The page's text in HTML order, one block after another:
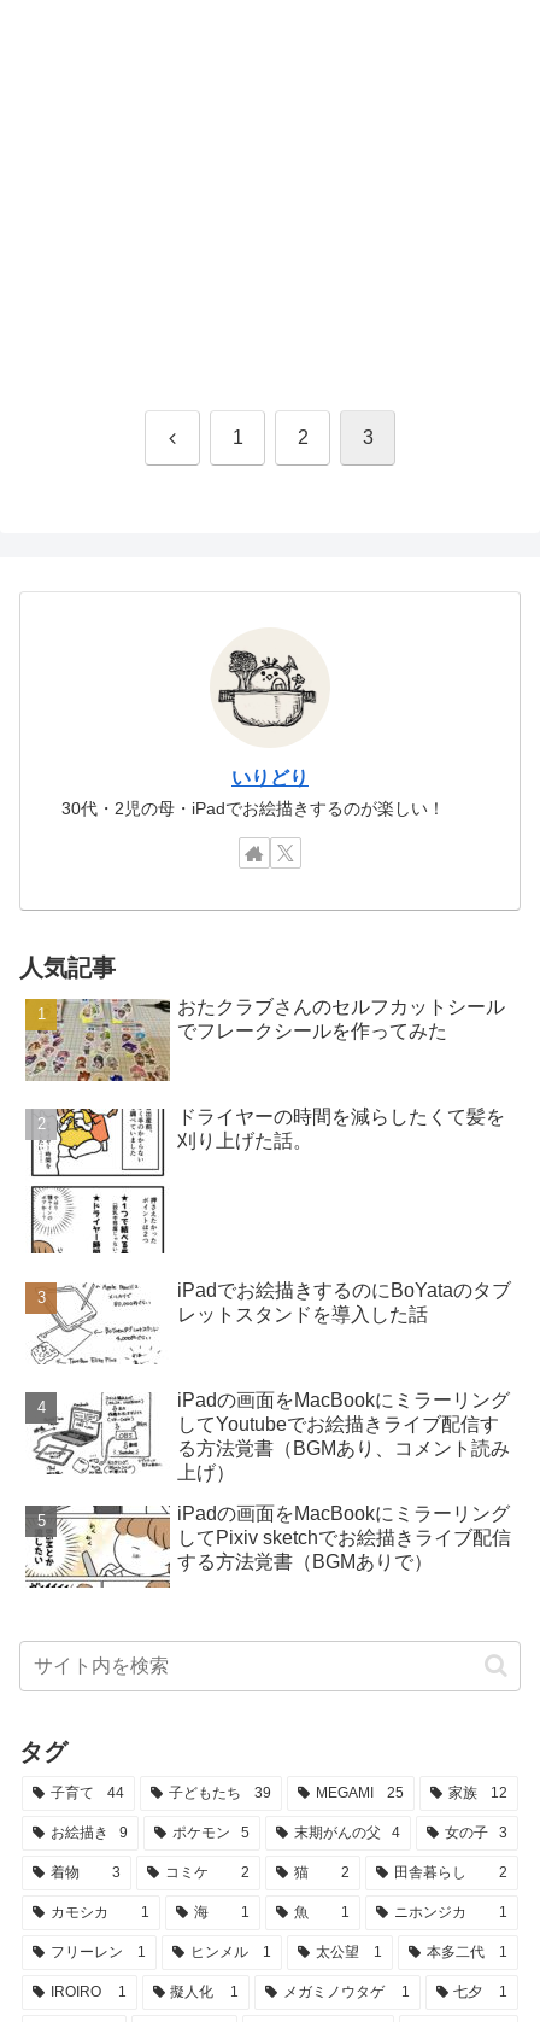
前 1 2 3
いりどり
30代・2児の母・iPadでお絵描きするのが楽しい！
人気記事
おたクラブさんのセルフカットシール
でフレークシールを作ってみた
ドライヤーの時間を減らしたくて髪を
刈り上げた話。
iPadでお絵描きするのにBoYataのタブ
レットスタンドを導入した話
iPadの画面をMacBookにミラーリング
してYoutubeでお絵描きライブ配信す
る方法覚書（BGMあり、コメント読み
上げ）
iPadの画面をMacBookにミラーリング
してPixiv sketchでお絵描きライブ配信
する方法覚書（BGMありで）
タグ
子育て 44 子どもたち 39 MEGAMI 25 家族 12
お絵描き 9 ポケモン 5 末期がんの父 4 女の子 3
着物 3 コミケ 2 猫 2 田舎暮らし 2
カモシカ 1 海 1 魚 1 ニホンジカ 1
フリーレン 1 ヒンメル 1 太公望 1 本多二代 1
IROIRO 1 擬人化 1 メガミノウタゲ 1 七夕 1